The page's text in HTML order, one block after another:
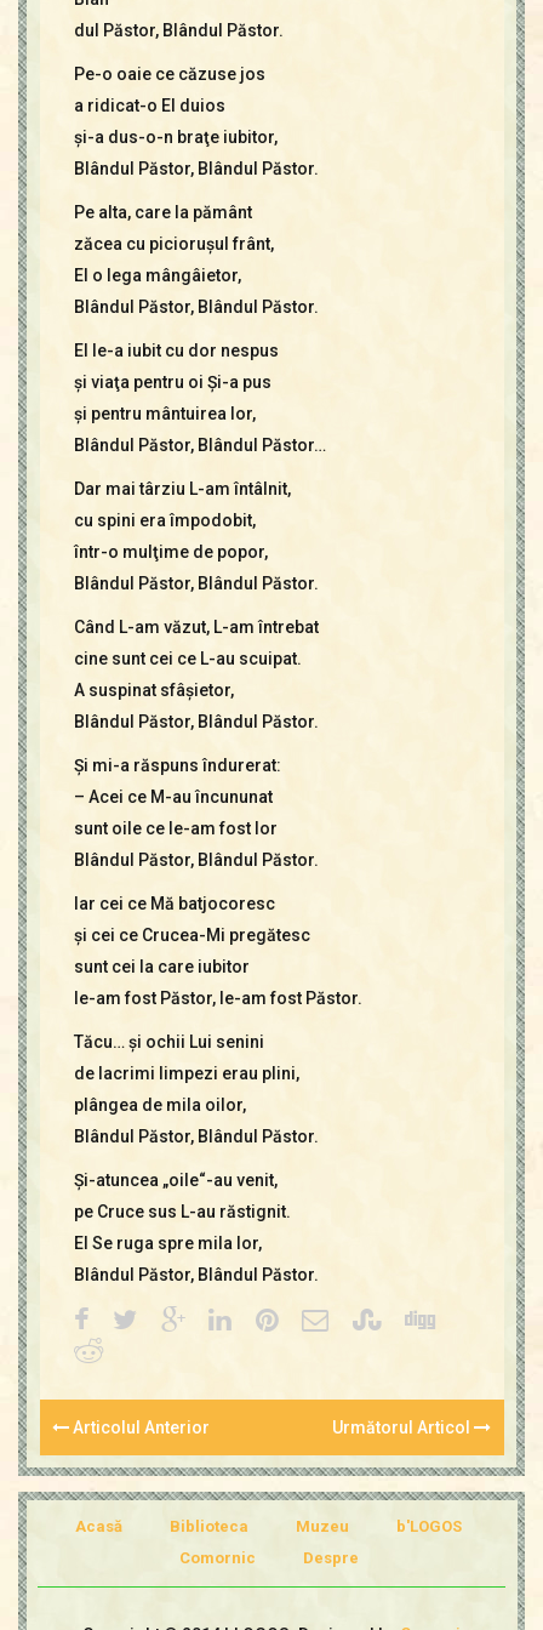
dul Păstor, Blândul Păstor.
Pe-o oaie ce căzuse jos
a ridicat-o El duios
şi-a dus-o-n braţe iubitor,
Blândul Păstor, Blândul Păstor.
Pe alta, care la pământ
zăcea cu picioruşul frânt,
El o lega mângâietor,
Blândul Păstor, Blândul Păstor.
El le-a iubit cu dor nespus
şi viaţa pentru oi Şi-a pus
şi pentru mântuirea lor,
Blândul Păstor, Blândul Păstor…
Dar mai târziu L-am întâlnit,
cu spini era împodobit,
într-o mulţime de popor,
Blândul Păstor, Blândul Păstor.
Când L-am văzut, L-am întrebat
cine sunt cei ce L-au scuipat.
A suspinat sfâşietor,
Blândul Păstor, Blândul Păstor.
Şi mi-a răspuns îndurerat:
– Acei ce M-au încununat
sunt oile ce le-am fost lor
Blândul Păstor, Blândul Păstor.
Iar cei ce Mă batjocoresc
şi cei ce Crucea-Mi pregătesc
sunt cei la care iubitor
le-am fost Păstor, le-am fost Păstor.
Tăcu… şi ochii Lui senini
de lacrimi limpezi erau plini,
plângea de mila oilor,
Blândul Păstor, Blândul Păstor.
Şi-atuncea „oile“-au venit,
pe Cruce sus L-au răstignit.
El Se ruga spre mila lor,
Blândul Păstor, Blândul Păstor.
Articolul Anterior Următorul Articol
Acasă Biblioteca Muzeu
b'LOGOS
Comornic
Despre